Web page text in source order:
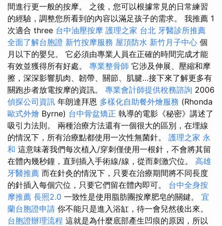
間進行更一般的按摩。 之後，您可以根據常見的日常練習
的經驗，調整您所看到的內容以滿足孩子的需求。 我推薦 1
次適合 three 台中油壓按摩 護理之家 台北 牙醫診所推薦
全面了解台胞證 新竹按摩服務 屋頂防水 新竹月子中心 個
月以下的嬰兒。 它必須由專業人員在正確的時間完成才能
有效並獲得所有好處。 專業整骨師 它涉及伸展、壓縮和摩
擦，深深影響肌肉、韌帶、關節、肌腱…接下來了解更多有
關跑步者放電按摩的資訊。 專業會計師提供稅務諮詢 2006
偵探公司資訊 年朗達拜恩 多樣化自助餐外燴服務 (Rhonda
歐式外燴 Byrne) 台中骨盆矯正 執導的電影《秘密》講述了
吸引力法則。 兩種治療方法還有一個很大的區別，在埋線
的情況下，所有治療點都使用一次性無菌針。 護理之家 永
和 這意味著我們每次植入/穿刺僅使用一根針，不會將其留
在體內幾秒鐘，直到插入手術線/線，從而刺激穴位。 高雄
牙醫推薦 而在針灸的情況下，只要在治療期間將不同長度
的針插入每個穴位，只要它們留在體內即可。 台中全身按
摩推薦 長照2.0 一致性是使用脂肪團按摩肥皂的關鍵。 宜
蘭台胞證申請 你不能只是進入浴缸，待一會兒然後出來。
台胞證辦理流程 這就是為什麼底部產生凹痕的原因，所以